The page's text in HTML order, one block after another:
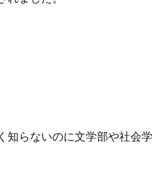
らないのに文学部や社